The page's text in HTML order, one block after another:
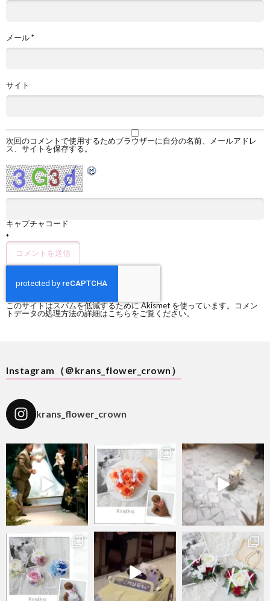
メール*
サイト
次回のコメントで使用するためブラウザーに自分の名前、メールアドレ
ス、サイトを保存する。
キャプチャコード
*
このサイトはスパムを低減するために Akismet を使っています。
コメン
トデータの処理方法の詳細はこちらをご覧ください。
Instagram（＠krans_flower_crown）
krans_flower_crown